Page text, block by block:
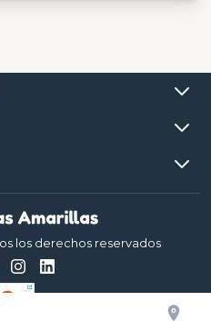
los derechos reservados